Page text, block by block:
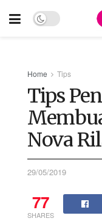
Home Tips
Tips
Nova
29/05/2019
77
SHARES